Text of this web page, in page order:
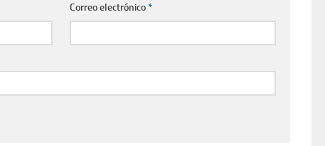
Correo electrónico*